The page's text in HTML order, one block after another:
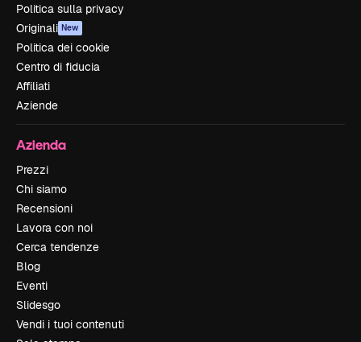
Politica sulla privacy
Originali New
Politica dei cookie
Centro di fiducia
Affiliati
Aziende
Azienda
Prezzi
Chi siamo
Recensioni
Lavora con noi
Cerca tendenze
Blog
Eventi
Slidesgo
Vendi i tuoi contenuti